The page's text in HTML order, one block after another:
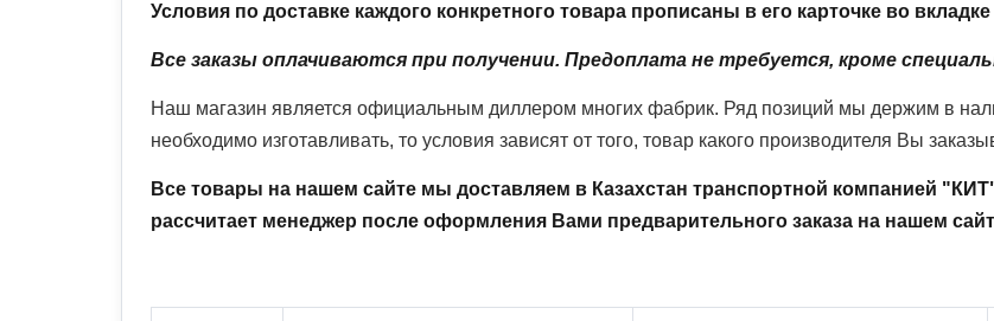
Условия по доставке каждого конкретного товара прописаны в его карточке во
Все заказы оплачиваются при получении. Предоплата не требуется, кроме
Наш магазин является официальным диллером многих фабрик. Ряд позиций мы держим в
необходимо изготавливать, то условия зависят от того, товар какого производителя Вы
Все товары на нашем сайте мы доставляем в Казахстан транспортной компанией
рассчитает менеджер после оформления Вами предварительного заказа на нашем